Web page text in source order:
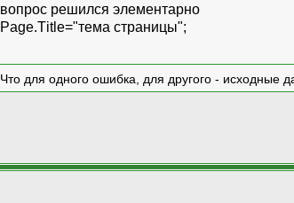
вопрос решился элементарно
Page.Тitle="тема страницы";
Что для одного ошибка, для другого - исходные